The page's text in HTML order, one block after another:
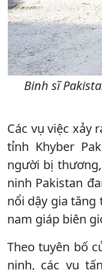
Binh sĩ
Các vụ việc xảy
tỉnh Khyber
người bị
ninh Pakistan
nổi dậy gia tăng
nam giáp biên
Theo tuyên bố
ninh, các vụ